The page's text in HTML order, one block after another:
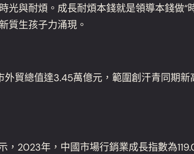
與耐煩。成長耐煩本錢就是領導本錢做“
質生孩子力涌現。
總值達3.45萬億元，範圍創汗青同期新
2023年，中國市場行銷業成長指數為